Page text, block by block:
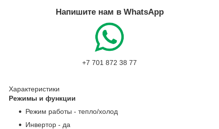
Напишите нам в WhatsApp
+7 701 872 38 77
Характеристики
Режимы и функции
Режим работы - тепло/холод
Инвертор - да